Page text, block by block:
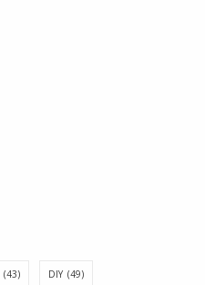
(43) DIY (49)